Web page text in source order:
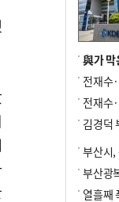
부산시,
부산광